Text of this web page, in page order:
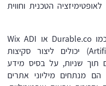
הטכנית וחווית
Durable.co או Wix ADI
(Artificial Design Intelligence) יכולים ליצור סקיצות
תוך שניות, על בסיס מידע
מנתחים מיליוני אתרים